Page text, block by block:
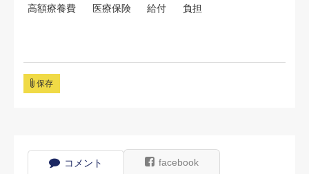
高額療養費 医療保険 給付 負担
保存
コメント facebook